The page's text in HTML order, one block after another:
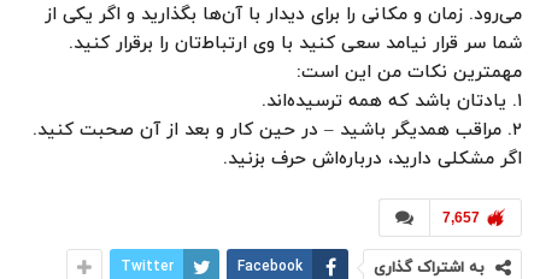
می‌رود. زمان و مکانی را برای دیدار با آن‌ها بگذارید و اگر یکی از
شما سر قرار نیامد سعی کنید با وی ارتباط‌تان را برقرار کنید.
مهمترین نکات من این است:
۱. یادتان باشد که همه ترسیده‌اند.
۲. مراقب همدیگر باشید – در حین کار و بعد از آن صحبت کنید.
اگر مشکلی دارید،‌ درباره‌اش حرف بزنید.
7,657
به اشتراک گذاری Facebook
Twitter